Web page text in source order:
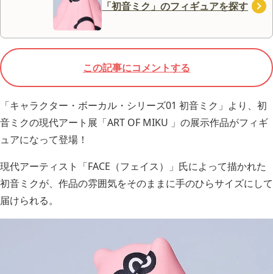
「初音ミク」のフィギュアを探す
この記事にコメントする
「キャラクター・ボーカル・シリーズ01 初音ミク」より、初
音ミクの現代アート展「ART OF MIKU 」の展示作品がフィギ
ュアになって登場！
現代アーティスト「FACE（フェイス）」氏によって描かれた
初音ミクが、作品の雰囲気をそのままに手のひらサイズにして
届けられる。